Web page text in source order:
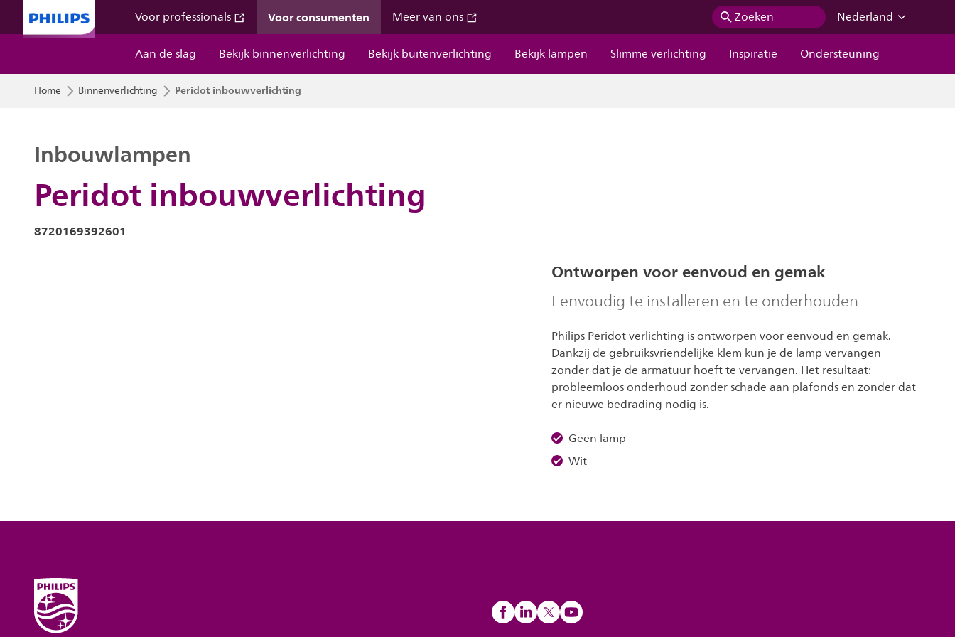
Voor professionals Voor consumenten Meer van ons Zoeken
Nederland
Aan de slag
Bekijk binnenverlichting Bekijk buitenverlichting Bekijk lampen Slimme verlichting Inspiratie Ondersteuning
Home Binnenverlichting Peridot inbouwverlichting
Peridot inbouwverlichting
Inbouwlampen
8720169392601
Ontworpen voor eenvoud en gemak
Eenvoudig te installeren en te onderhouden
Philips Peridot verlichting is ontworpen voor eenvoud en gemak.
Dankzij de gebruiksvriendelijke klem kun je de lamp vervangen
zonder dat je de armatuur hoeft te vervangen. Het resultaat:
probleemloos onderhoud zonder schade aan plafonds en zonder dat
er nieuwe bedrading nodig is.
Geen lamp
Wit